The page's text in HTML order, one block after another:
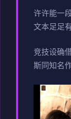
许许能一
文本足足
竞技设确
斯同知名作